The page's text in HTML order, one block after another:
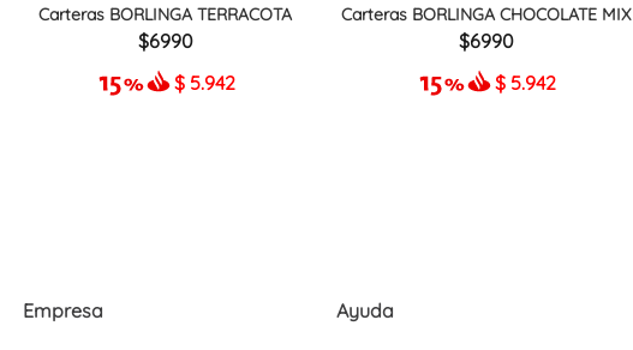
Carteras BORLINGA TERRACOTA
6990
$ 5.942
Carteras BORLINGA CHOCOLATE MIX
6990
$ 5.942
Empresa Ayuda